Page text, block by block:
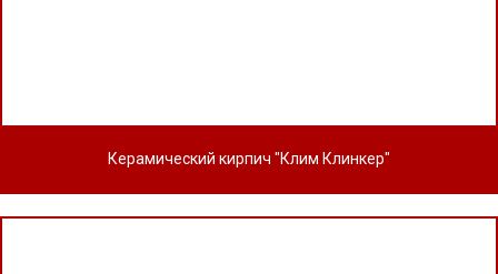
Керамический кирпич "Клим Клинкер"